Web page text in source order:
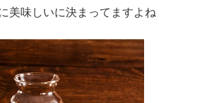
美味しいに決まってますよね